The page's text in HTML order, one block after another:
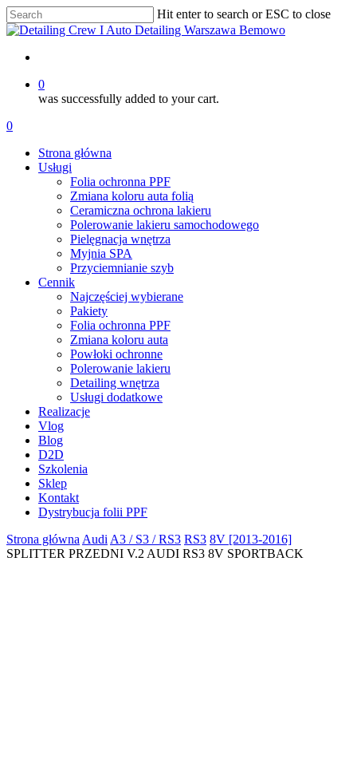
Skip
to
content
Hit enter to search or ESC to close
Close
0
was successfully added to your cart.
Menu
account
0
Strona główna
Usługi
Folia ochronna PPF
Zmiana koloru auta folią
Ceramiczna ochrona lakieru
Polerowanie lakieru samochodowego
Pielęgnacja wnętrza
Myjnia SPA
Przyciemnianie szyb
Cennik
Najczęściej wybierane
Pakiety
Folia ochronna PPF
Zmiana koloru auta
Powłoki ochronne
Polerowanie lakieru
Detailing wnętrza
Usługi dodatkowe
Realizacje
Vlog
Blog
D2D
Szkolenia
Sklep
Kontakt
Dystrybucja folii PPF
Strona główna Audi A3 / S3 / RS3 RS3 8V [2013-2016]
SPLITTER PRZEDNI V.2 AUDI RS3 8V SPORTBACK